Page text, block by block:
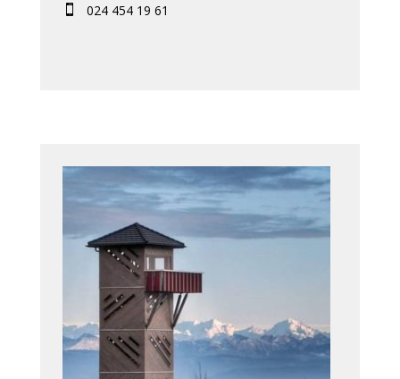
 024 454 19 61